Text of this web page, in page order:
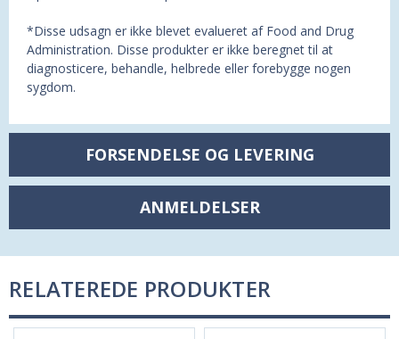
*Disse udsagn er ikke blevet evalueret af Food and Drug
Administration. Disse produkter er ikke beregnet til at
diagnosticere, behandle, helbrede eller forebygge nogen
sygdom.
FORSENDELSE OG LEVERING
ANMELDELSER
RELATEREDE PRODUKTER